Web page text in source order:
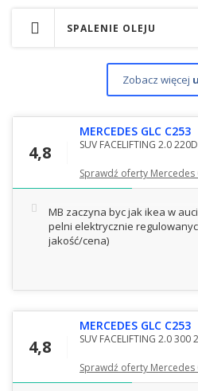
SPALENIE OLEJU
Zobacz więcej
4,8
MERCEDES GLC C253
SUV FACELIFTING 2.0
Sprawdź oferty Mercedes
MB zaczyna byc jak ikea w
pelni elektrycznie
jakość/cena)
4,8
MERCEDES GLC C253
SUV FACELIFTING 2.0 300
Sprawdź oferty Mercedes